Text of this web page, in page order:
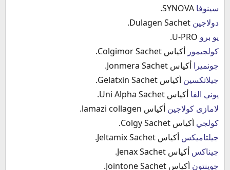
سينوفا
دولاجين
يو برو
كولجيمور أكياس Colgimor Sachet.
جونميرا أكياس Jonmera Sachet.
جيلاتكسين أكياس Gelatxin Sachet.
يوني الفا أكياس Uni Alpha Sachet.
لامازى كولاجين أكياس lamazi collagen.
كولجي أكياس Colgy Sachet.
جيلتاميكس أكياس Jeltamix Sachet.
جيناكس أكياس Jenax Sachet.
جوينتون أكياس Jointone Sachet.